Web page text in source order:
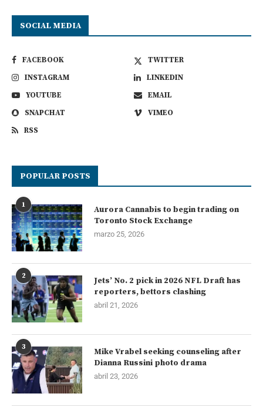
SOCIAL MEDIA
FACEBOOK
TWITTER
INSTAGRAM
LINKEDIN
YOUTUBE
EMAIL
SNAPCHAT
VIMEO
RSS
POPULAR POSTS
1
Aurora Cannabis to begin trading on
Toronto Stock Exchange
marzo 25, 2026
2
Jets’ No. 2 pick in 2026 NFL Draft has
reporters, bettors clashing
abril 21, 2026
3
Mike Vrabel seeking counseling after
Dianna Russini photo drama
abril 23, 2026